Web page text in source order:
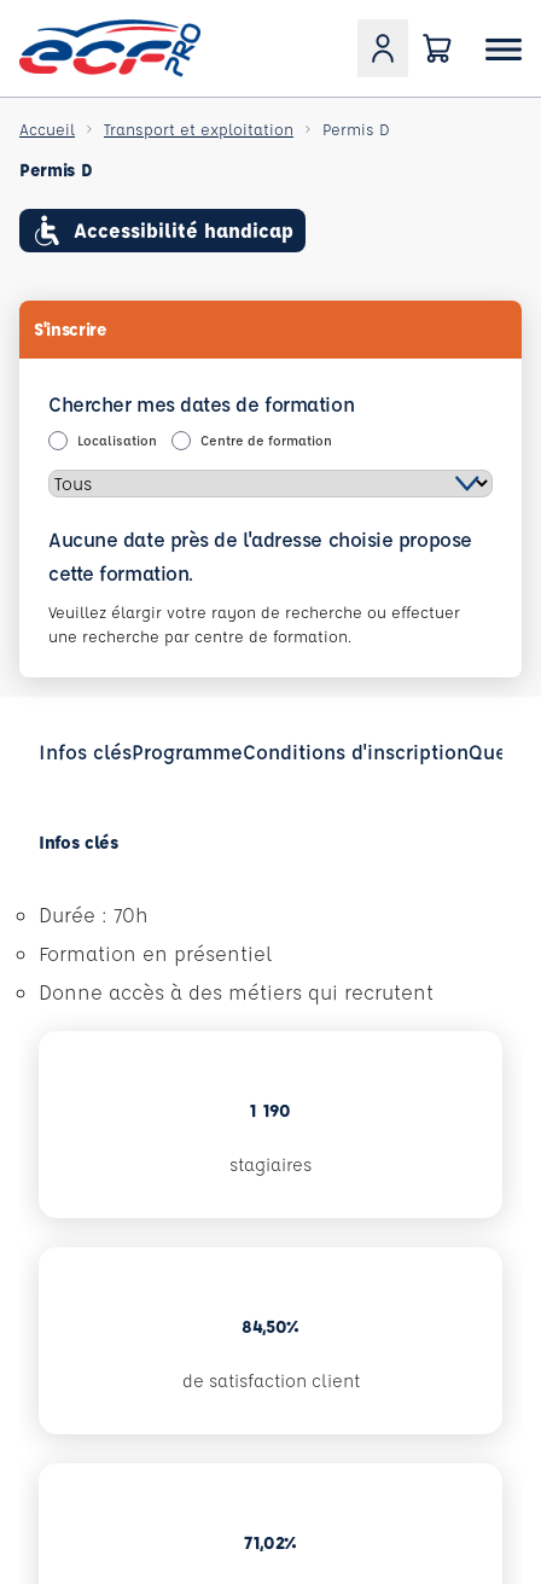
Accueil Transport et exploitation Permis D
Permis D
Accessibilité handicap
S'inscrire
Chercher mes dates de formation
Localisation Centre de formation
Aucune date près de l'adresse choisie propose
cette formation.
Veuillez élargir votre rayon de recherche ou effectuer
une recherche par centre de formation.
Infos clésProgrammeConditions d'inscription
Infos clés
Durée : 70h
Formation en présentiel
Donne accès à des métiers qui recrutent
1 190
stagiaires
84,50%
de satisfaction client
71,02%